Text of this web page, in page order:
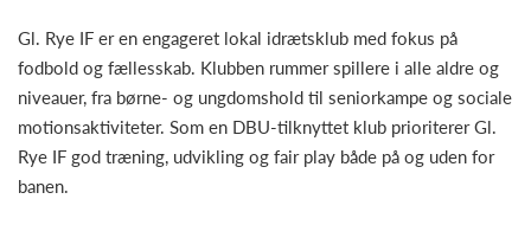
Gl. Rye IF er en engageret lokal idrætsklub med fokus på
fodbold og fællesskab. Klubben rummer spillere i alle aldre og
niveauer, fra børne- og ungdomshold til seniorkampe og sociale
motionsaktiviteter. Som en DBU-tilknyttet klub prioriterer Gl.
Rye IF god træning, udvikling og fair play både på og uden for
banen.